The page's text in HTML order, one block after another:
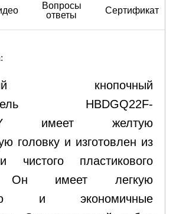
Вопросы
ответы
Сертификат
кнопочный
HBDGQ22F-
Y имеет желтую
головку и изготовлен из
чистого пластикового
Он имеет легкую
и экономичные